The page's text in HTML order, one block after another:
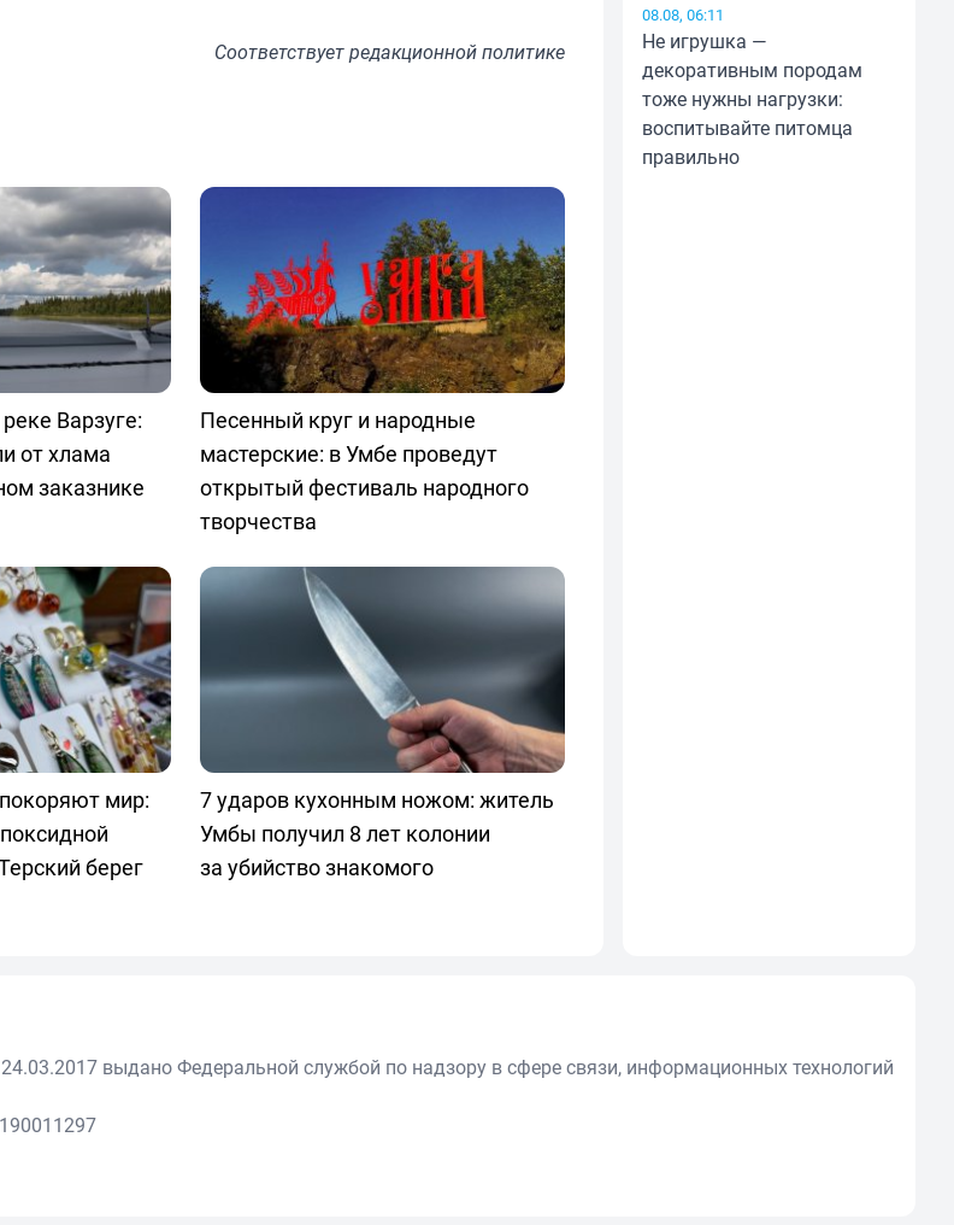
Соответствуетредакционной политике
Варзуге:
от хлама
заказнике
Песенный круг и народные
мастерские: в Умбе проведут
открытый фестиваль народного
творчества
мир:
берег
7 ударов кухонным ножом: житель
Умбы получил 8 лет колонии
за убийство знакомого
08.08, 06:11
Не игрушка —
декоративным породам
тоже нужны нагрузки:
воспитывайте питомца
правильно
выдано Федеральной службой по надзору в сфере связи, информационных технологий